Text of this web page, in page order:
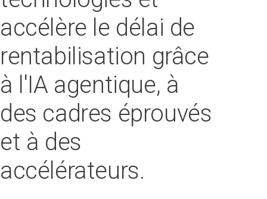
accélère le délai de
rentabilisation grâce
à l'IA agentique, à
des cadres éprouvés
et à des
accélérateurs.